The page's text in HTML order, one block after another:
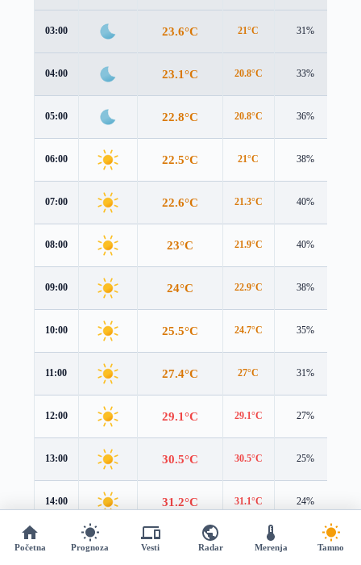
03:00 23.6°C 21°C 31%
04:00 23.1°C 20.8°C 33%
05:00 22.8°C 20.8°C 36%
06:00 22.5°C 21°C 38%
07:00 22.6°C 21.3°C 40%
08:00 23°C 21.9°C 40%
09:00 24°C 22.9°C 38%
10:00 25.5°C 24.7°C 35%
11:00 27.4°C 27°C 31%
12:00 29.1°C 29.1°C 27%
13:00 30.5°C 30.5°C 25%
14:00 31.2°C 31.1°C 24%
15:00 30.7°C
Početna Prognoza Vesti Radar Merenja Tamno